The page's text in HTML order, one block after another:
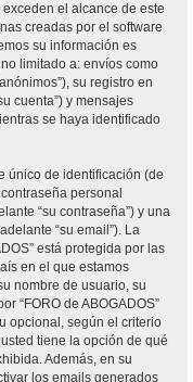
exceden el alcance de este
creadas por el software
su información es
limitado a: envíos como
su registro en
cuenta”) y mensajes
se haya identificado
único de identificación (de
personal
“su contraseña”) y una
“su email”). La
está protegida por las
en el que estamos
nombre de usuario, su
“FORO de ABOGADOS”
opcional, según el criterio
tiene la opción de qué
Además, en su
los emails generados